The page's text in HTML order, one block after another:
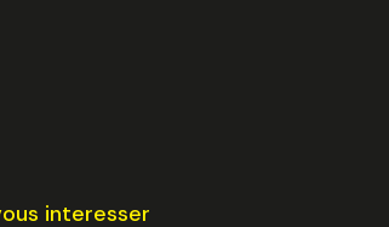
interesser